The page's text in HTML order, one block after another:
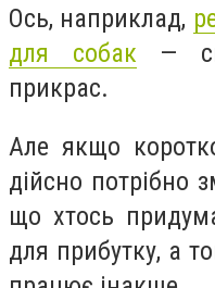
Ось, наприклад,
для собак —
прикрас.
Але якщо
дійсно потрібно
що хтось
для прибутку, а